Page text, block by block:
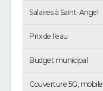
Salaires à Saint-Angel
Prix de l'eau
Budget municipal
Couverture 5G, mobile